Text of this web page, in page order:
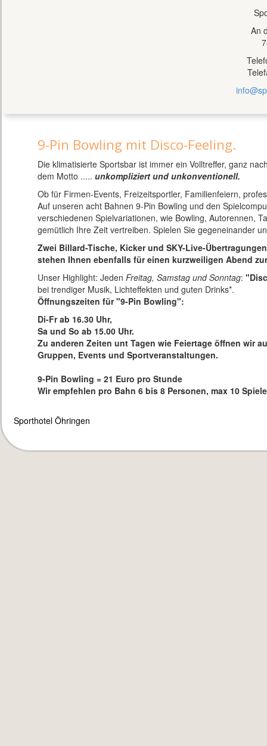
An
9-Pin Bowling mit Disco-Feeling.
Die klimatisierte Sportsbar ist immer ein Volltreffer, ganz
dem Motto ..... unkompliziert und unkonventionell.
Ob für Firmen-Events, Freizeitsportler, Familienfeiern,
Auf unseren acht Bahnen 9-Pin Bowling und den
verschiedenen Spielvariationen, wie Bowling, Autorennen,
gemütlich Ihre Zeit vertreiben. Spielen Sie gegeneinander
Zwei Billard-Tische, Kicker und SKY-Live-
stehen Ihnen ebenfalls für einen kurzweiligen Abend
Unser Highlight: Jeden Freitag, Samstag und Sonntag:
bei trendiger Musik, Lichteffekten und guten Drinks*.
Öffnungszeiten für "9-Pin Bowling":
Di-Fr ab 16.30 Uhr,
Sa und So ab 15.00 Uhr.
Zu anderen Zeiten unt Tagen wie Feiertage öffnen wir
Gruppen, Events und Sportveranstaltungen.
9-Pin Bowling = 21 Euro pro Stunde
Wir empfehlen pro Bahn 6 bis 8 Personen, max 10
Sporthotel Öhringen